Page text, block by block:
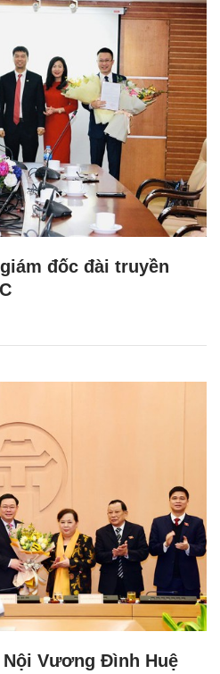
đốc đài truyền
Vương Đình Huệ